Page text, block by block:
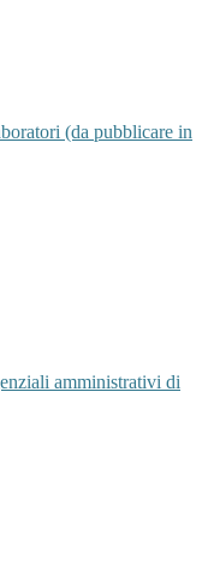
(da pubblicare in
amministrativi di